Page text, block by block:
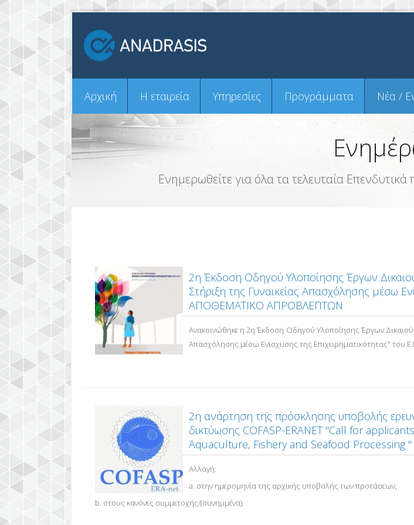
Αρχική H εταιρεία Υπηρεσίες Προγράμματα Νέα /
Ενημερωθείτε για όλα τα τελευταία
2η Έκδοση Οδηγού Υλοποίησης Έργων
Στήριξη της Γυναικείας Απασχόλησης μέσω
ΑΠΟΘΕΜΑΤΙΚΟ ΑΠΡΟΒΛΕΠΤΩΝ
Ανακοινώθηκε η 2η Έκδοση Οδηγού Υλοποίησης Έργων
Απασχόλησης μέσω Ενίσχυσης της Επιχειρηματικότητας"
2η ανάρτηση της πρόσκλησης υποβολής
δικτύωσης COFASP-ERANET "Call for
Aquaculture, Fishery and Seafood Processing "
Aλλαγή:
a. στην ημερομηνία της αρχικής υποβολής των προτάσεων,
b. στους κανόνες συμμετοχής/(συνημμένα).